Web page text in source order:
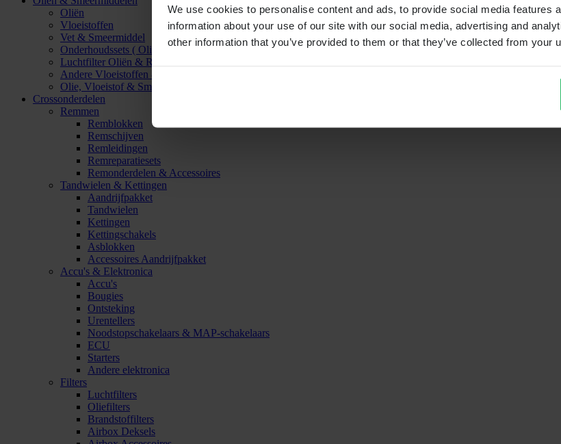
We use cookies to personalise content and ads, to provide social media features
information about your use of our site with our social media, advertising and
other information that you’ve provided to them or that they’ve collected from your
Oliën
Vloeistoffen
Vet & Smeermiddel
Onderhoudssets ( Olie & Filter)
Luchtfilter Oliën & Reinigers
Andere Vloeistoffen & Smeermiddelen
Olie, Vloeistof & Smeermiddel Accessoires
Crossonderdelen
Remmen
Remblokken
Remschijven
Remleidingen
Remreparatiesets
Remonderdelen & Accessoires
Tandwielen & Kettingen
Aandrijfpakket
Tandwielen
Kettingen
Kettingschakels
Asblokken
Accessoires Aandrijfpakket
Accu's & Elektronica
Accu's
Bougies
Ontsteking
Urentellers
Noodstopschakelaars & MAP-schakelaars
ECU
Starters
Andere elektronica
Filters
Luchtfilters
Oliefilters
Brandstoffilters
Airbox Deksels